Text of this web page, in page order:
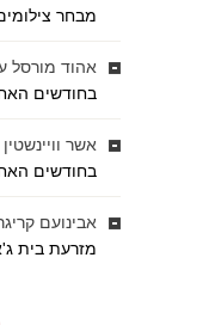
מבחר
אהוד מורסל
בחודשים
אשר וויינשטין
בחודשים
אבינועם קריגר
מזרעת בית